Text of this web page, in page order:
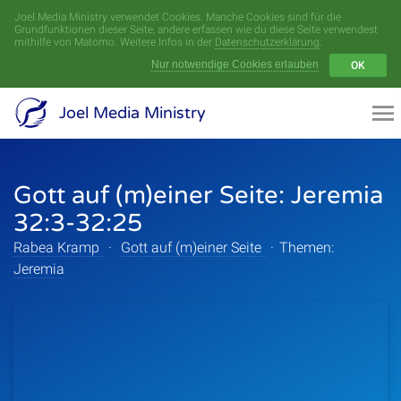
Joel Media Ministry verwendet Cookies. Manche Cookies sind für die
Grundfunktionen dieser Seite, andere erfassen wie du diese Seite verwendest
mithilfe von Matomo. Weitere Infos in der Datenschutzerklärung.
Nur notwendige Cookies erlauben
OK
Joel Media Ministry
Gott auf (m)einer Seite: Jeremia
32:3-32:25
Rabea Kramp · Gott auf (m)einer Seite · Themen:
Jeremia
Menü
Videoarchiv
Serien